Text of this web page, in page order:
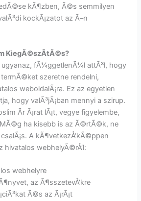
kÃ¶zben, Ã©s semmilyen
kockÃ¡zatot az Ã–n
KiegÃ©szÃ­tÃ©s?
ugyanaz, fÃ¼ggetlenÃ¼l attÃ³l, hogy
szeretne rendelni,
weboldalÃ¡ra. Ez az egyetlen
hogy valÃ³jÃ¡ban mennyi a szirup.
Ãr Ã¡rat lÃ¡t, vegye figyelembe,
ha kisebb is az Ã©rtÃ©k, ne
A kÃ¶vetkezÅ‘kÃ©ppen
hivatalos webhelyÃ©rÅ‘l:
webhelyre
az Ã¶sszetevÅ‘kre
Ã©s az Ã¡rÃ¡t